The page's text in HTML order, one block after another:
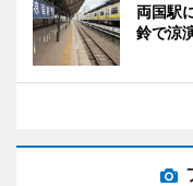
両国駅
鈴で涼